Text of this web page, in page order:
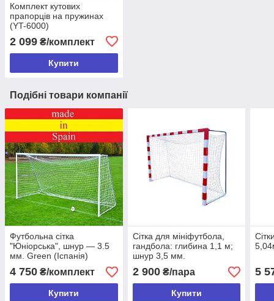
Комплект кутових
прапорців на пружинах
(YT-6000)
2 099 ₴/комплект
Купити
Подібні товари компанії
Футбольна сітка
"Юніорська", шнур — 3.5
мм. Green (Іспанія)
4 750 ₴/комплект
Купити
Сітка для мініфутбола,
гандбола: глибина 1,1 м;
шнур 3,5 мм.
2 900₴/пара
Купити
5